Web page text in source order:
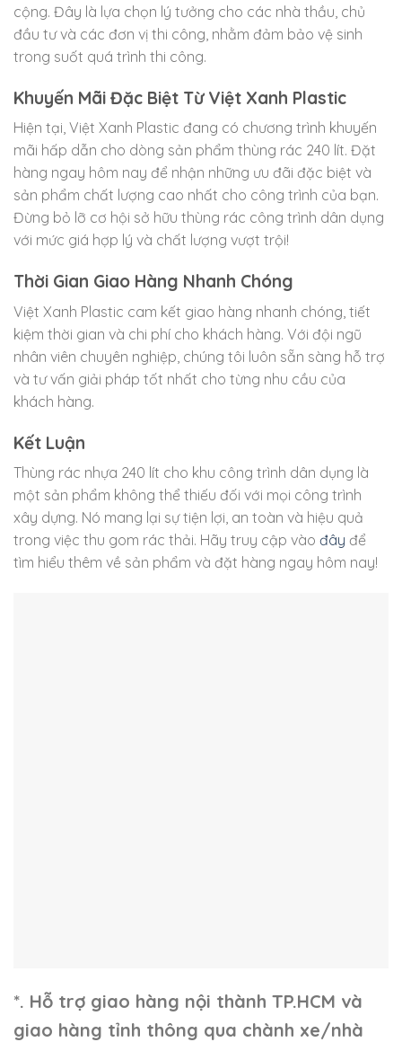
cộng. Đây là lựa chọn lý tưởng cho các nhà thầu, chủ
đầu tư và các đơn vị thi công, nhằm đảm bảo vệ sinh
trong suốt quá trình thi công.
Khuyến Mãi Đặc Biệt Từ Việt Xanh Plastic
Hiện tại, Việt Xanh Plastic đang có chương trình khuyến
mãi hấp dẫn cho dòng sản phẩm thùng rác 240 lít. Đặt
hàng ngay hôm nay để nhận những ưu đãi đặc biệt và
sản phẩm chất lượng cao nhất cho công trình của bạn.
Đừng bỏ lỡ cơ hội sở hữu thùng rác công trình dân dụng
với mức giá hợp lý và chất lượng vượt trội!
Thời Gian Giao Hàng Nhanh Chóng
Việt Xanh Plastic cam kết giao hàng nhanh chóng, tiết
kiệm thời gian và chi phí cho khách hàng. Với đội ngũ
nhân viên chuyên nghiệp, chúng tôi luôn sẵn sàng hỗ trợ
và tư vấn giải pháp tốt nhất cho từng nhu cầu của
khách hàng.
Kết Luận
Thùng rác nhựa 240 lít cho khu công trình dân dụng là
một sản phẩm không thể thiếu đối với mọi công trình
xây dựng. Nó mang lại sự tiện lợi, an toàn và hiệu quả
trong việc thu gom rác thải. Hãy truy cập vào đây để
tìm hiểu thêm về sản phẩm và đặt hàng ngay hôm nay!
*. Hỗ trợ giao hàng nội thành TP.HCM và
giao hàng tỉnh thông qua chành xe/nhà